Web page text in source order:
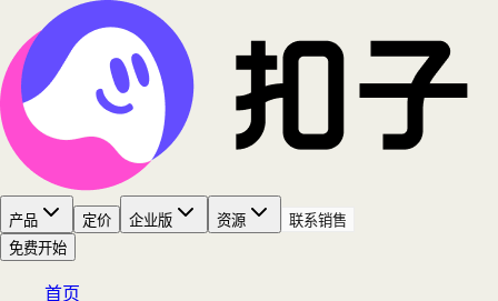
产品 定价 企业版 资源
联系销售
免费开始
首页